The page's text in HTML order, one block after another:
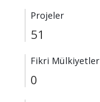
Projeler
51
Fikri Mülkiyetler
0